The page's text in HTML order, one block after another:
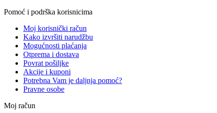
Pomoć i podrška korisnicima
Moj korisnički račun
Kako izvršiti narudžbu
Mogućnosti plaćanja
Otprema i dostava
Povrat pošiljke
Akcije i kuponi
Potrebna Vam je daljnja pomoć?
Pravne osobe
Moj račun